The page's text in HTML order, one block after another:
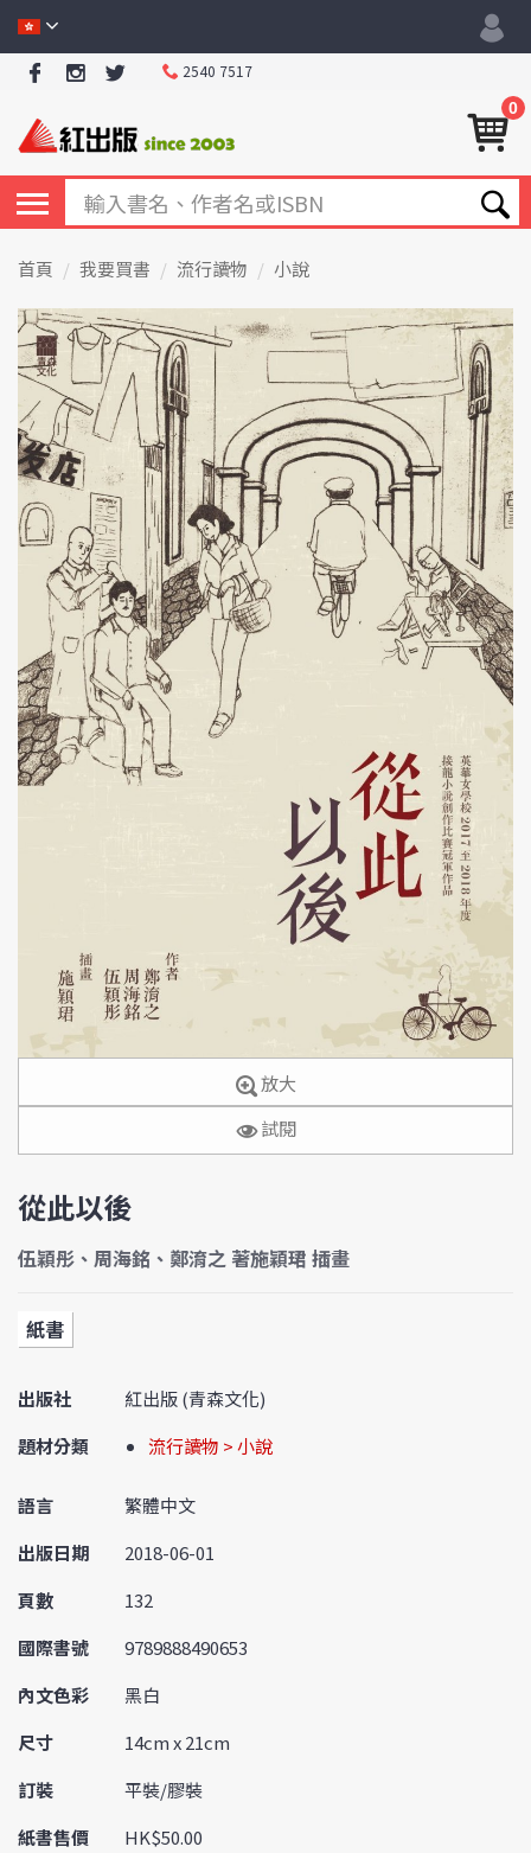
2540 7517
0
首頁 我要買書 流行讀物 小說
放大
試閱
從此以後
伍穎彤、周海銘、鄭淯之 著施穎珺 插畫
紙書
出版社
紅出版 (青森文化)
題材分類
流行讀物 > 小說
語言
繁體中文
出版日期
2018-06-01
頁數
132
國際書號
9789888490653
內文色彩
黑白
尺寸
14cm x 21cm
訂裝
平裝/膠裝
紙書售價
HK$50.00